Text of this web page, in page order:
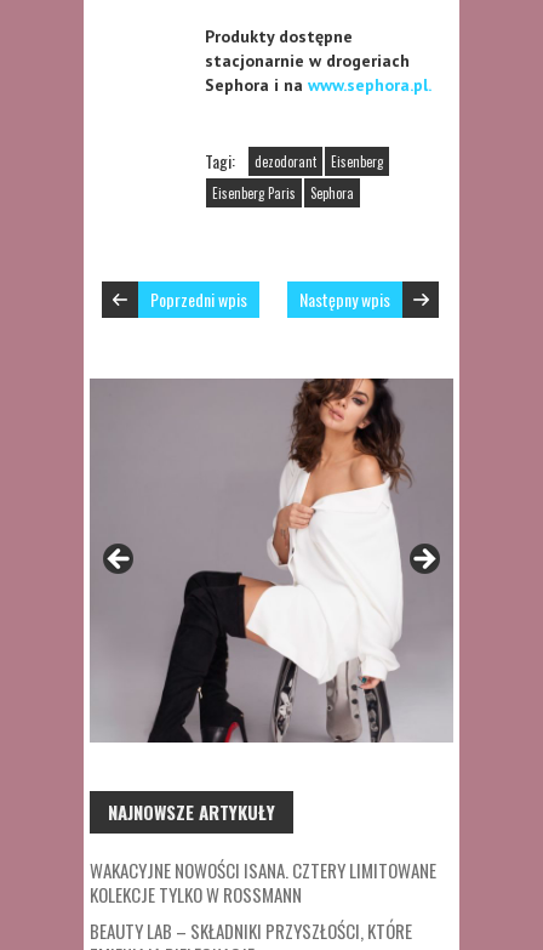
Produkty dostępne
stacjonarnie w drogeriach
Sephora i na www.sephora.pl.
Tagi: dezodorant
Eisenberg
Eisenberg Paris
Sephora
Poprzedni wpis Następny wpis
NAJNOWSZE ARTYKUŁY
WAKACYJNE NOWOŚCI ISANA. CZTERY LIMITOWANE
KOLEKCJE TYLKO W ROSSMANN
BEAUTY LAB – SKŁADNIKI PRZYSZŁOŚCI, KTÓRE